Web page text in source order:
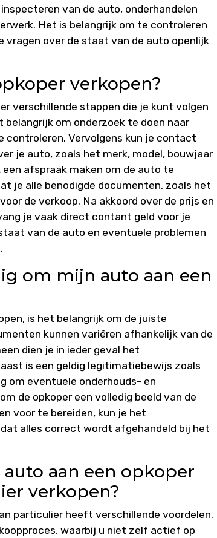
van de auto, onderhandelen
Het is belangrijk om te controleren
over de staat van de auto openlijk
verkopen?
verschillende stappen die je kunt volgen
om onderzoek te doen naar
controleren. Vervolgens kun je contact
je auto, zoals het merk, model, bouwjaar
afspraak maken om de auto te
je alle benodigde documenten, zoals het
de verkoop. Na akkoord over de prijs en
je vaak direct contant geld voor je
van de auto en eventuele problemen
om mijn auto aan een
is het belangrijk om de juiste
kunnen variëren afhankelijk van de
dien je in ieder geval het
is een geldig legitimatiebewijs zoals
om eventuele onderhouds- en
de opkoper een volledig beeld van de
voor te bereiden, kun je het
alles correct wordt afgehandeld bij het
aan een opkoper
verkopen?
particulier heeft verschillende voordelen.
waarbij u niet zelf actief op